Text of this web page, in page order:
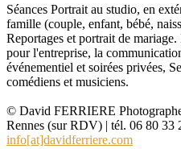
Séances Portrait au studio, en
famille (couple, enfant, bébé,
Reportages et portrait de
pour l'entreprise, la
événementiel et soirées privées,
comédiens et musiciens.
© David FERRIERE
Rennes (sur RDV) | tél. 06 80 33
info[at]davidferriere.com